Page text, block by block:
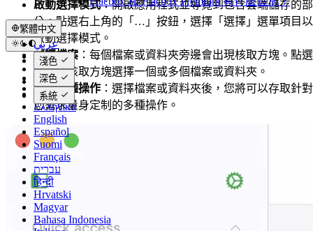
繁體中文
عربي
Català
Čeština
Dansk
Deutsch
Ελληνικά
English
Español
Suomi
Français
עברית
हिन्दी
Hrvatski
Magyar
Bahasa Indonesia
淺色
深色
系統
啟動選擇模式：開啟應用程式並導覽到包含雲端儲存的部
分。點選右上角的「…」按鈕，選擇「選擇」選單項目以
啟動選擇模式。
選擇檔案 ：每個檔案或資料夾旁邊會出現核取方塊。點選
旁邊的核取方塊選擇一個或多個檔案或資料夾。
執行各種操作 ：選擇檔案或資料夾後，您將可以存取針對
您需求量身定制的多種操作。